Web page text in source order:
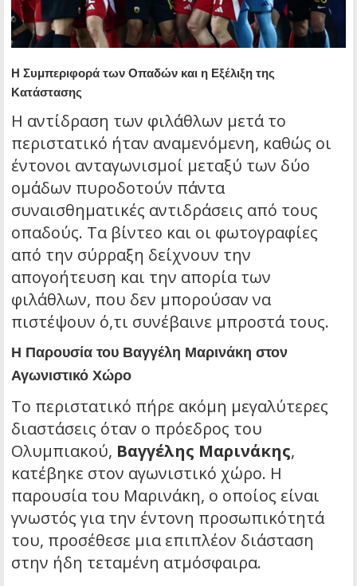
Η Συμπεριφορά των Οπαδών και η Εξέλιξη της
Κατάστασης
Η αντίδραση των φιλάθλων μετά το
περιστατικό ήταν αναμενόμενη, καθώς οι
έντονοι ανταγωνισμοί μεταξύ των δύο
ομάδων πυροδοτούν πάντα
συναισθηματικές αντιδράσεις από τους
οπαδούς. Τα βίντεο και οι φωτογραφίες
από την σύρραξη δείχνουν την
απογοήτευση και την απορία των
φιλάθλων, που δεν μπορούσαν να
πιστέψουν ό,τι συνέβαινε μπροστά τους.
Η Παρουσία του Βαγγέλη Μαρινάκη στον
Αγωνιστικό Χώρο
Το περιστατικό πήρε ακόμη μεγαλύτερες
διαστάσεις όταν ο πρόεδρος του
Ολυμπιακού, Βαγγέλης Μαρινάκης,
κατέβηκε στον αγωνιστικό χώρο. Η
παρουσία του Μαρινάκη, ο οποίος είναι
γνωστός για την έντονη προσωπικότητά
του, προσέθεσε μια επιπλέον διάσταση
στην ήδη τεταμένη ατμόσφαιρα.